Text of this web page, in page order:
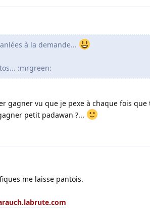
à la demande...
:mrgreen:
gagner vu que je pexe à chaque fois que
petit padawan ?...
me laisse pantois.